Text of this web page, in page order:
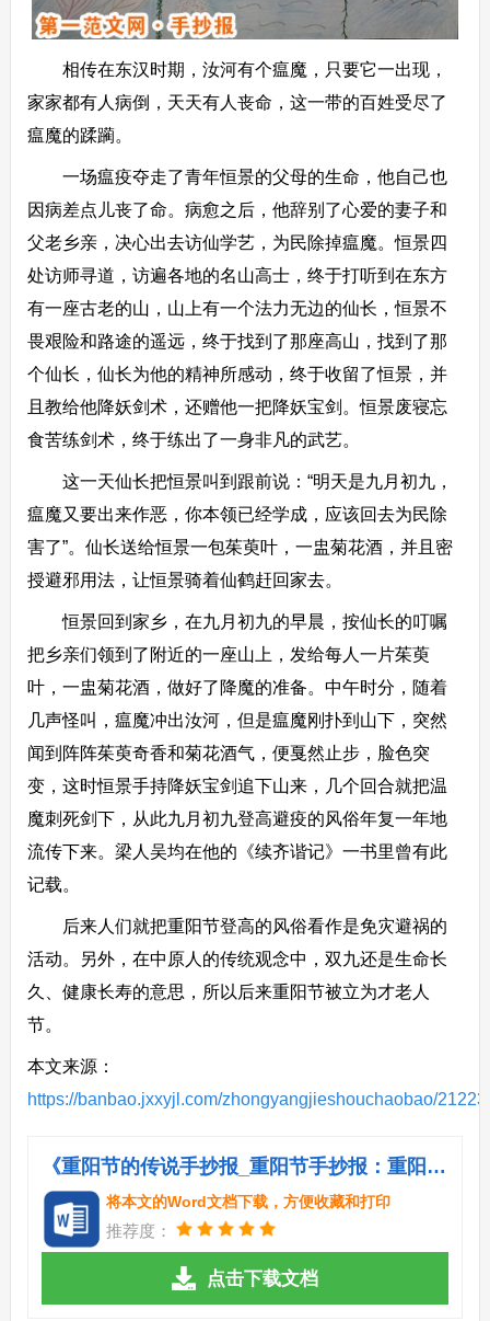
相传在东汉时期，汝河有个瘟魔，只要它一出现，
家家都有人病倒，天天有人丧命，这一带的百姓受尽了
瘟魔的蹂躏。
一场瘟疫夺走了青年恒景的父母的生命，他自己也
因病差点儿丧了命。病愈之后，他辞别了心爱的妻子和
父老乡亲，决心出去访仙学艺，为民除掉瘟魔。恒景四
处访师寻道，访遍各地的名山高士，终于打听到在东方
有一座古老的山，山上有一个法力无边的仙长，恒景不
畏艰险和路途的遥远，终于找到了那座高山，找到了那
个仙长，仙长为他的精神所感动，终于收留了恒景，并
且教给他降妖剑术，还赠他一把降妖宝剑。恒景废寝忘
食苦练剑术，终于练出了一身非凡的武艺。
这一天仙长把恒景叫到跟前说：“明天是九月初九，
瘟魔又要出来作恶，你本领已经学成，应该回去为民除
害了”。仙长送给恒景一包茱萸叶，一盅菊花酒，并且密
授避邪用法，让恒景骑着仙鹤赶回家去。
恒景回到家乡，在九月初九的早晨，按仙长的叮嘱
把乡亲们领到了附近的一座山上，发给每人一片茱萸
叶，一盅菊花酒，做好了降魔的准备。中午时分，随着
几声怪叫，瘟魔冲出汝河，但是瘟魔刚扑到山下，突然
闻到阵阵茱萸奇香和菊花酒气，便戛然止步，脸色突
变，这时恒景手持降妖宝剑追下山来，几个回合就把温
魔刺死剑下，从此九月初九登高避疫的风俗年复一年地
流传下来。梁人吴均在他的《续齐谐记》一书里曾有此
记载。
后来人们就把重阳节登高的风俗看作是免灾避祸的
活动。另外，在中原人的传统观念中，双九还是生命长
久、健康长寿的意思，所以后来重阳节被立为才老人
节。
本文来源：
https://banbao.jxxyjl.com/zhongyangjieshouchaobao/
《重阳节的传说手抄报_重阳节手抄报：重阳节传说.doc》
将本文的Word文档下载，方便收藏和打印
推荐度：
点击下载文档